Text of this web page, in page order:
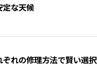
定な天候
ぞれの修理方法で賢い選択